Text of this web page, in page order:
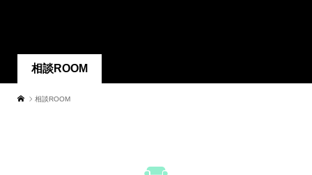
相談ROOM
相談ROOM